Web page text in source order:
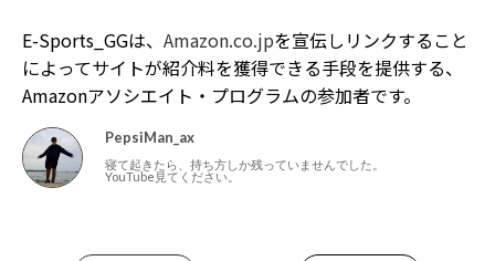
E-Sports_GGは、 Amazon.co.jpを宣伝しリンクすること
によってサイトが紹介料を獲得できる手段を提供する、
Amazonアソシエイト・プログラムの参加者です。
PepsiMan_ax
寝て起きたら、持ち方しか残っていませんでした。
YouTube見てください。